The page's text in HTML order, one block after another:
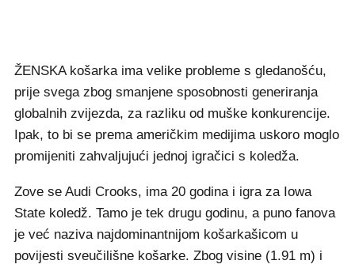
ŽENSKA košarka ima velike probleme s gledanošću,
prije svega zbog smanjene sposobnosti generiranja
globalnih zvijezda, za razliku od muške konkurencije.
Ipak, to bi se prema američkim medijima uskoro moglo
promijeniti zahvaljujući jednoj igračici s koledža.
Zove se Audi Crooks, ima 20 godina i igra za Iowa
State koledž. Tamo je tek drugu godinu, a puno fanova
je već naziva najdominantnijom košarkašicom u
povijesti sveučilišne košarke. Zbog visine (1.91 m) i